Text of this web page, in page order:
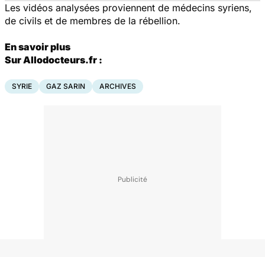
Les vidéos analysées proviennent de médecins syriens,
de civils et de membres de la rébellion.
En savoir plus
Sur Allodocteurs.fr :
SYRIE GAZ SARIN ARCHIVES